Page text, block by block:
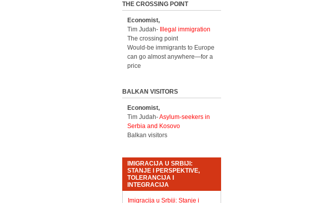
THE CROSSING POINT
Economist,
Tim Judah-
Illegal immigration
The crossing point
Would-be immigrants to Europe
can go almost anywhere—for a
price
BALKAN VISITORS
Economist,
Tim Judah-Asylum-seekers in
Serbia and Kosovo
Balkan visitors
IMIGRACIJA U SRBIJI:
STANJE I PERSPEKTIVE,
TOLERANCIJA I
INTEGRACIJA
Imigracija u Srbiji: Stanje i